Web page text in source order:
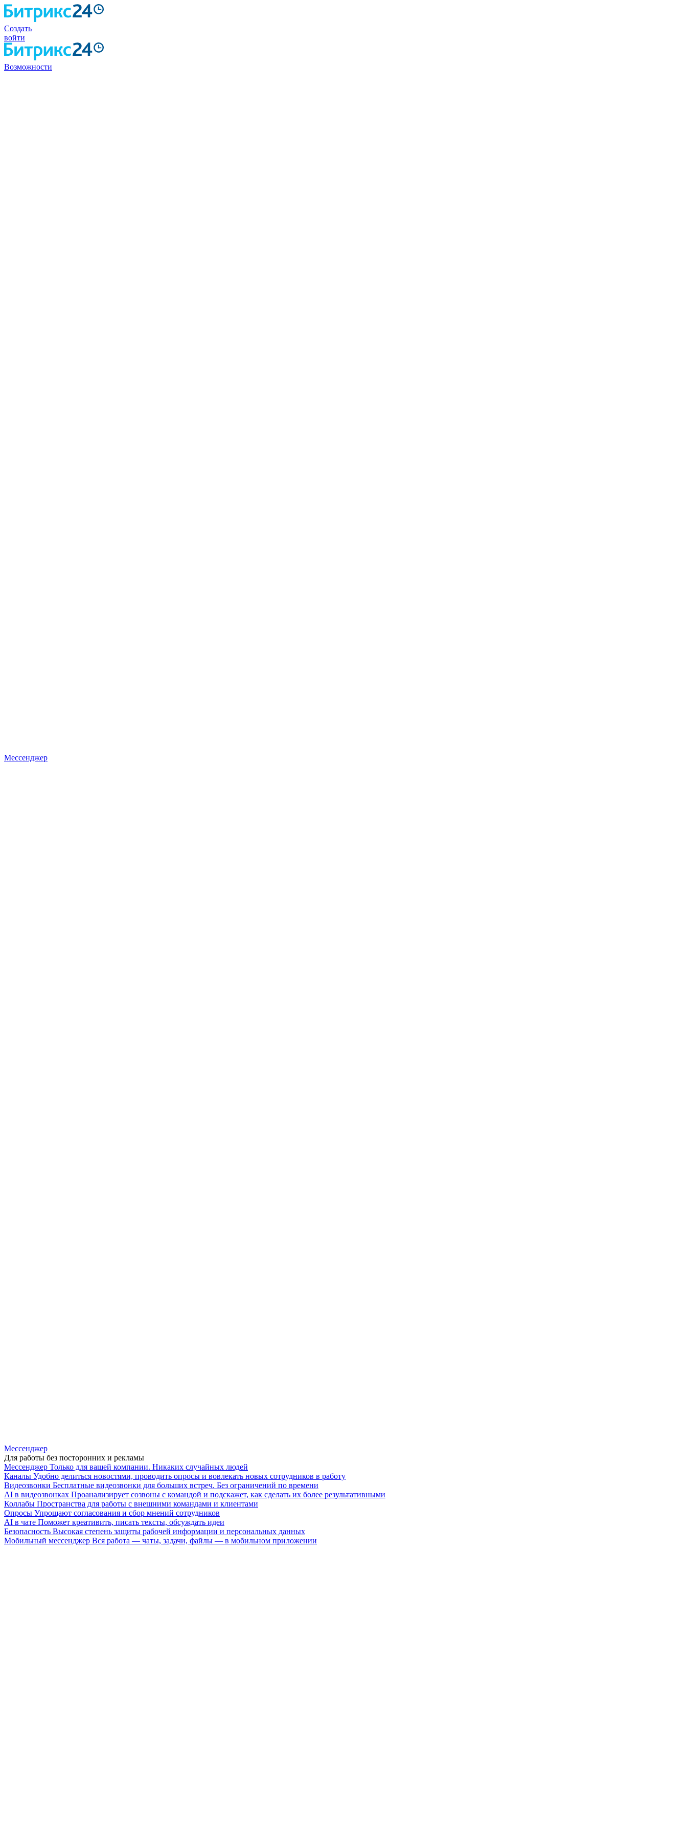
Создать
войти
Возможности
Мессенджер
Мессенджер
Для работы без посторонних и рекламы
Мессенджер Только для вашей компании. Никаких случайных людей
Каналы Удобно делиться новостями, проводить опросы и вовлекать новых сотрудников в работу
Видеозвонки Бесплатные видеозвонки для больших встреч. Без ограничений по времени
AI в видеозвонках Проанализирует созвоны с командой и подскажет, как сделать их более результативными
Коллабы Пространства для работы с внешними командами и клиентами
Опросы Упрощают согласования и сбор мнений сотрудников
AI в чате Поможет креативить, писать тексты, обсуждать идеи
Безопасность Высокая степень защиты рабочей информации и персональных данных
Мобильный мессенджер Вся работа — чаты, задачи, файлы — в мобильном приложении